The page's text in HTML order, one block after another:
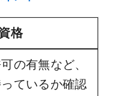
格
の有無など、
ているか確認